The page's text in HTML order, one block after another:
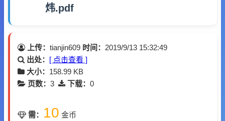
炜.pdf
上传： tianjin609 时间： 2019/9/13 15:32:49
出处： [ 点击查看 ]
大小： 158.99 KB
页数： 3 下载： 0
需： 10 金币